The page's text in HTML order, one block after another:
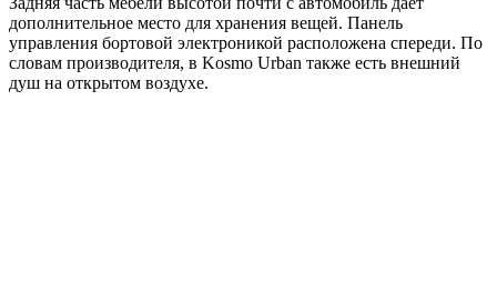
дополнительное место для хранения вещей. Панель
управления бортовой электроникой расположена спереди. По
словам производителя, в Kosmo Urban также есть внешний
душ на открытом воздухе.